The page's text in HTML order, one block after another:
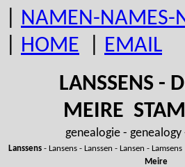
NAMEN-NAMES-
HOME EMAIL
LANSSENS -
MEIRE
genealogie -
Lanssens- Lansens - Lanssen - Lansen -
Meire